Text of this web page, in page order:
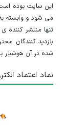
این سایت بوده
می شود و وابسته
تنها منتشر کننده
بازدید کنندگان
شده در آن هوشیار
نماد اعتماد